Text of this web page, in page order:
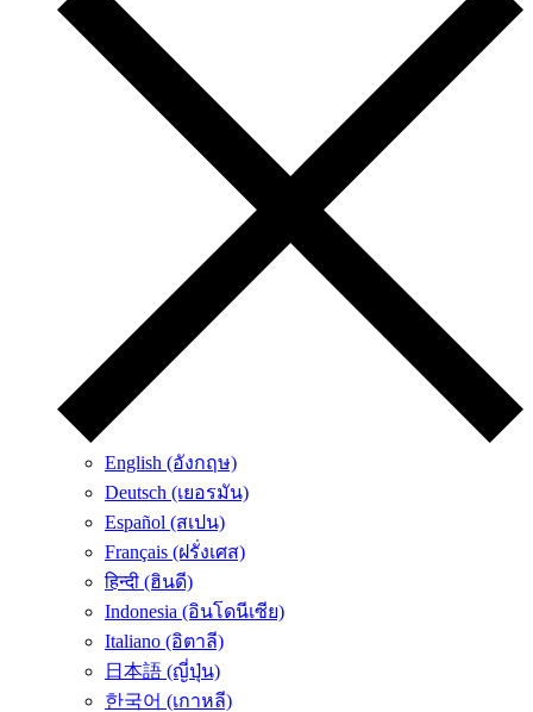
English (อังกฤษ)
Deutsch (เยอรมัน)
Español (สเปน)
Français (ฝรั่งเศส)
हिन्दी (ฮินดี)
Indonesia (อินโดนีเซีย)
Italiano (อิตาลี)
日本語 (ญี่ปุ่น)
한국어 (เกาหลี)